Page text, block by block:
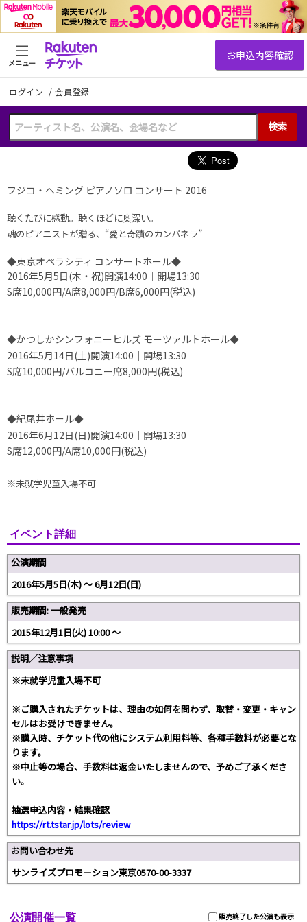
ログイン /会員登録
検索
メニュー
フジコ・ヘミング ピアノソロ コンサート 2016
聴くたびに感動。聴くほどに奥深い。
魂のピアニストが贈る、“愛と奇蹟のカンパネラ”
◆東京オペラシティ コンサートホール◆
2016年5月5日(木・祝)開演14:00｜開場13:30
S席10,000円/A席8,000円/B席6,000円(税込)
◆かつしかシンフォニーヒルズ モーツァルトホール◆
2016年5月14日(土)開演14:00｜開場13:30
S席10,000円/バルコニー席8,000円(税込)
◆紀尾井ホール◆
2016年6月12日(日)開演14:00｜開場13:30
S席12,000円/A席10,000円(税込)
※未就学児童入場不可
イベント詳細
公演期間
2016年5月5日(木) ～ 6月12日(日)
販売期間: 一般発売
2015年12月1日(火) 10:00 ～
説明／注意事項
※未就学児童入場不可
※ご購入されたチケットは、理由の如何を問わず、取替・変更・キャン
セルはお受けできません。
※購入時、チケット代の他にシステム利用料等、各種手数料が必要とな
ります。
※中止等の場合、手数料は返金いたしませんので、予めご了承くださ
い。
抽選申込内容・結果確認
https://rt.tstar.jp/lots/review
お問い合わせ先
サンライズプロモーション東京0570-00-3337
販売終了した公演も表示
公演開催一覧